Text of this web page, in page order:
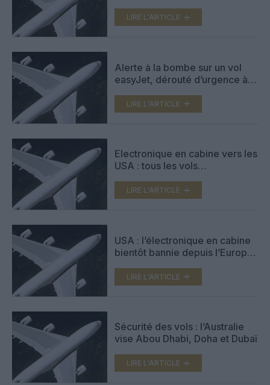
LIRE L'ARTICLE
Alerte à la bombe sur un vol
easyJet, dérouté d’urgence à
LIRE L'ARTICLE
Electronique en cabine vers les
USA : tous les vols
LIRE L'ARTICLE
USA : l’électronique en cabine
bientôt bannie depuis l’Europe
LIRE L'ARTICLE
Sécurité des vols : l’Australie
vise Abou Dhabi, Doha et Dubaï
LIRE L'ARTICLE